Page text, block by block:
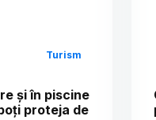
Turism
și în piscine
proteja de